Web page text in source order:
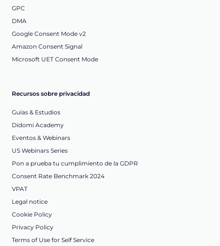
GPC
DMA
Google Consent Mode v2
Amazon Consent Signal
Microsoft UET Consent Mode
Recursos sobre privacidad
Guías & Estudios
Didomi Academy
Eventos & Webinars
US Webinars Series
Pon a prueba tu cumplimiento de la GDPR
Consent Rate Benchmark 2024
VPAT
Legal notice
Cookie Policy
Privacy Policy
Terms of Use for Self Service